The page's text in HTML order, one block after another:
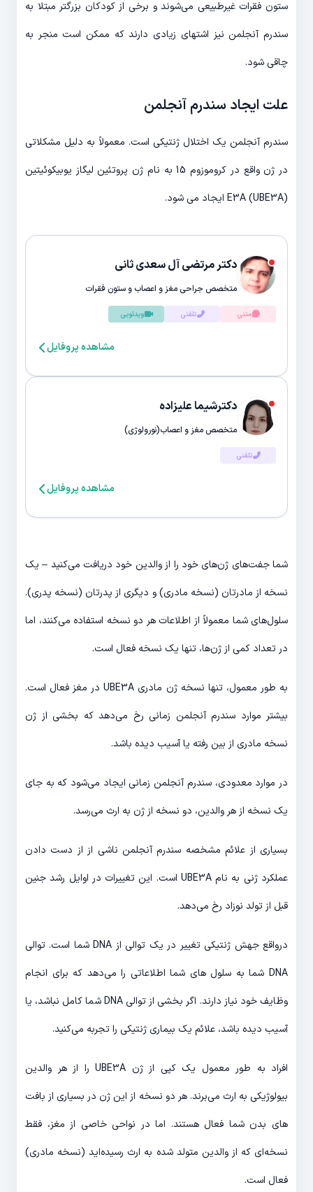
ستون فقرات غیرطبیعی می‌شوند و برخی از کودکان بزرگتر مبتلا به
سندرم آنجلمن نیز اشتهای زیادی دارند که ممکن است منجر به
چاقی شود.
علت ایجاد سندرم آنجلمن
سندرم آنجلمن یک اختلال ژنتیکی است. معمولاً به دلیل مشکلاتی
در ژن واقع در کروموزوم 15 به نام ژن پروتئین لیگاز یوبیکوئیتین
E3A (UBE3A) ایجاد می شود.
دکتر مرتضی آل سعدی ثانی
متخصص جراحی مغز و اعصاب و ستون فقرات
متنی تلفنی ویدئویی
مشاهده پروفایل
دکترشیما علیزاده
متخصص مغز و اعصاب(نورولوژی)
تلفنی
مشاهده پروفایل
شما جفت‌های ژن‌های خود را از والدین خود دریافت می‌کنید – یک
نسخه از مادرتان (نسخه مادری) و دیگری از پدرتان (نسخه پدری).
سلول‌های شما معمولاً از اطلاعات هر دو نسخه استفاده می‌کنند، اما
در تعداد کمی از ژن‌ها، تنها یک نسخه فعال است.
به طور معمول، تنها نسخه ژن مادری UBE3A در مغز فعال است.
بیشتر موارد سندرم آنجلمن زمانی رخ می‌دهد که بخشی از ژن
نسخه مادری از بین رفته یا آسیب دیده باشد.
در موارد معدودی، سندرم آنجلمن زمانی ایجاد می‌شود که به جای
یک نسخه از هر والدین، دو نسخه از ژن به ارث می‌رسد.
بسیاری از علائم مشخصه سندرم آنجلمن ناشی از از دست دادن
عملکرد ژنی به نام UBE3A است. این تغییرات در اوایل رشد جنین
قبل از تولد نوزاد رخ می‌دهد.
درواقع جهش ژنتیکی تغییر در یک توالی از DNA شما است. توالی
DNA شما به سلول های شما اطلاعاتی را می‌دهد که برای انجام
وظایف خود نیاز دارند. اگر بخشی از توالی DNA شما کامل نباشد، یا
آسیب دیده باشد، علائم یک بیماری ژنتیکی را تجربه می‌کنید.
افراد به طور معمول یک کپی از ژن UBE3A را از هر والدین
بیولوژیکی به ارث می‌برند. هر دو نسخه از این ژن در بسیاری از بافت
های بدن شما فعال هستند. اما در نواحی خاصی از مغز، فقط
نسخه‌ای که از والدین متولد شده به ارث رسیده‌اید (نسخه مادری)
فعال است.